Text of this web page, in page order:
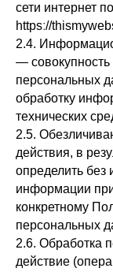
сети интернет
httpsː//
2.4.
—
персональных
обработку
технических
2.5.
действия, в
определить без
информации
конкретному
персональных
2.6. Обработка
действие